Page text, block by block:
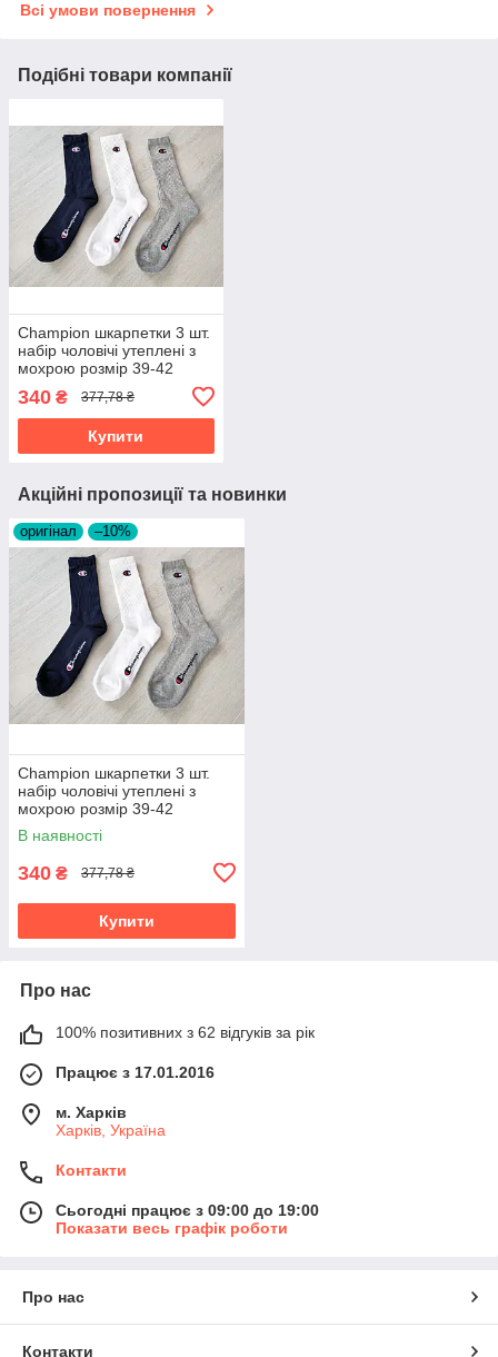
Всі умови повернення
Подібні товари компанії
Champion шкарпетки 3 шт.
набір чоловічі утеплені з
мохрою розмір 39-42
340 ₴ 377,78 ₴
Купити
Акційні пропозиції та новинки
оригінал –10%
Champion шкарпетки 3 шт.
набір чоловічі утеплені з
мохрою розмір 39-42
оригінал Y08QG
В наявності
340 ₴ 377,78 ₴
Купити
Про нас
100% позитивних з 62 відгуків за рік
Працює з 17.01.2016
м. Харків
Харків, Україна
Контакти
Сьогодні працює з 09:00 до 19:00
Показати весь графік роботи
Про нас
Контакти